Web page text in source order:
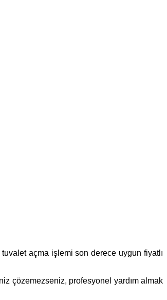
tuvalet açma işlemi son derece uygun fiyatlı
çözemezseniz, profesyonel yardım almak